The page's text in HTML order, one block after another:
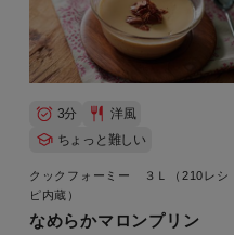
3分
洋風
ちょっと難しい
クックフォーミー ３Ｌ（210レシ
ピ内蔵）
なめらかマロンプリン